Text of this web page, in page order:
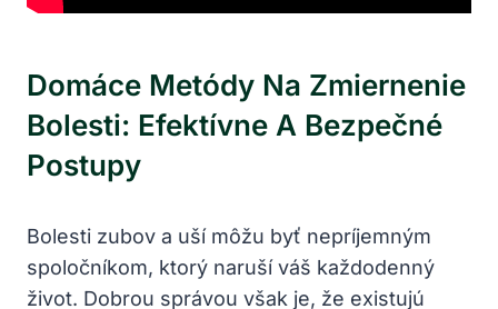
Domáce Metódy Na Zmiernenie
Bolesti: Efektívne A Bezpečné
Postupy
Bolesti zubov a uší môžu byť nepríjemným
spoločníkom, ktorý naruší váš každodenný
život. Dobrou správou však je, že existujú